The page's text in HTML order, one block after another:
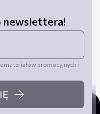
newslettera!
materiałów promocyjnych i